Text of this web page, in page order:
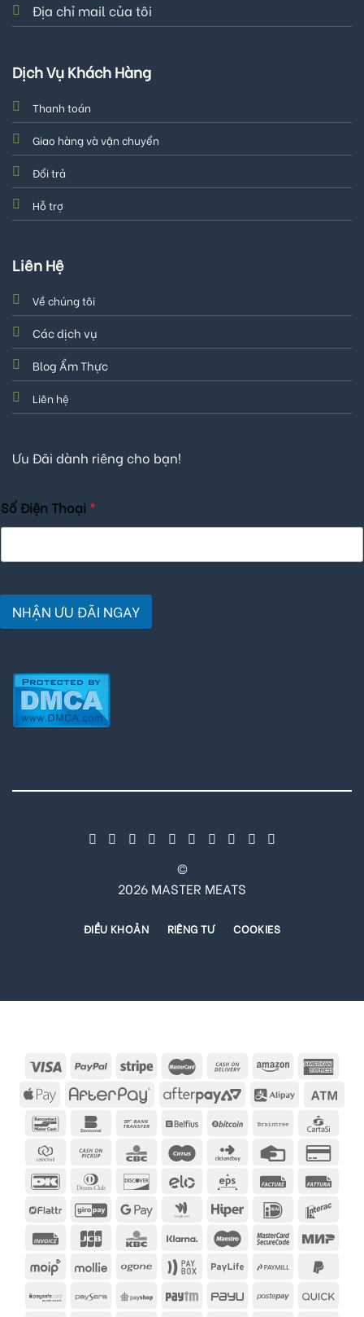
Địa chỉ mail của tôi
Dịch Vụ Khách Hàng
Thanh toán
Giao hàng và vận chuyển
Đổi trả
Hỗ trợ
Liên Hệ
Về chúng tôi
Các dịch vụ
Blog Ẩm Thực
Liên hệ
Ưu Đãi dành riêng cho bạn!
Số Điện Thoại *
NHẬN ƯU ĐÃI NGAY
©
2026 MASTER MEATS
ĐIỀU KHOẢN RIÊNG TƯ COOKIES